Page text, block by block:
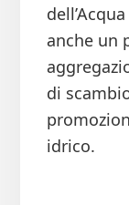
anche un
di
idrico.